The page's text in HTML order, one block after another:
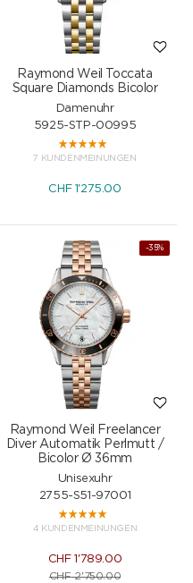
Raymond Weil Toccata
Square Diamonds Bicolor
Damenuhr
5925-STP-00995
7 KUNDENMEINUNGEN
CHF 1'275.00
-35%
Raymond Weil Freelancer
Diver Automatik Perlmutt /
Bicolor Ø 36mm
Unisexuhr
2755-S51-97001
4 KUNDENMEINUNGEN
CHF 1'789.00
CHF2'750.00